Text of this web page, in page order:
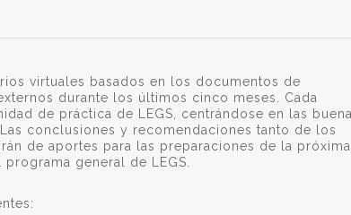
virtuales basados en los documentos de
durante los últimos cinco meses. Cada
de práctica de LEGS, centrándose en las
conclusiones y recomendaciones tanto de los
de aportes para las preparaciones de la próxima
general de LEGS.